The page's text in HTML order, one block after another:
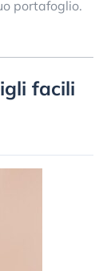
portafoglio.
facili